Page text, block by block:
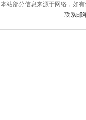
本站部分信息来源于网络，如
联系邮